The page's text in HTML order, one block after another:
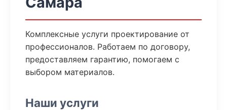
Комплексные услуги проектирование от
профессионалов. Работаем по договору,
предоставляем гарантию, помогаем с
выбором материалов.
Наши услуги